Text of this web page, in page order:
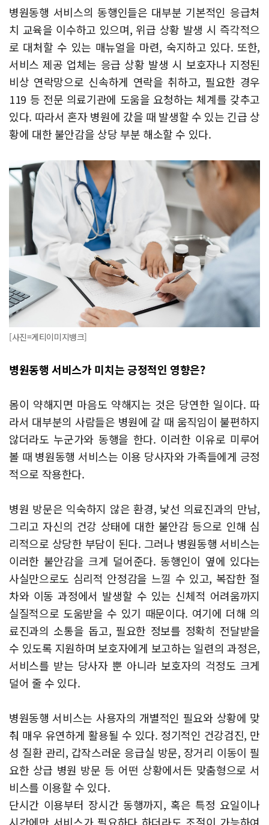
병원동행 서비스의 동행인들은 대부분 기본적인 응급처
치 교육을 이수하고 있으며, 위급 상황 발생 시 즉각적으
로 대처할 수 있는 매뉴얼을 마련, 숙지하고 있다. 또한,
서비스 제공 업체는 응급 상황 발생 시 보호자나 지정된
비상 연락망으로 신속하게 연락을 취하고, 필요한 경우
119 등 전문 의료기관에 도움을 요청하는 체계를 갖추고
있다. 따라서 혼자 병원에 갔을 때 발생할 수 있는 긴급 상
황에 대한 불안감을 상당 부분 해소할 수 있다.
[사진=게티이미지뱅크]
병원동행 서비스가 미치는 긍정적인 영향은?
몸이 약해지면 마음도 약해지는 것은 당연한 일이다. 따
라서 대부분의 사람들은 병원에 갈 때 움직임이 불편하지
않더라도 누군가와 동행을 한다. 이러한 이유로 미루어
볼 때 병원동행 서비스는 이용 당사자와 가족들에게 긍정
적으로 작용한다.
병원 방문은 익숙하지 않은 환경, 낯선 의료진과의 만남,
그리고 자신의 건강 상태에 대한 불안감 등으로 인해 심
리적으로 상당한 부담이 된다. 그러나 병원동행 서비스는
이러한 불안감을 크게 덜어준다. 동행인이 옆에 있다는
사실만으로도 심리적 안정감을 느낄 수 있고, 복잡한 절
차와 이동 과정에서 발생할 수 있는 신체적 어려움까지
실질적으로 도움받을 수 있기 때문이다. 여기에 더해 의
료진과의 소통을 돕고, 필요한 정보를 정확히 전달받을
수 있도록 지원하며 보호자에게 보고하는 일련의 과정은,
서비스를 받는 당사자 뿐 아니라 보호자의 걱정도 크게
덜어 줄 수 있다.
병원동행 서비스는 사용자의 개별적인 필요와 상황에 맞
춰 매우 유연하게 활용될 수 있다. 정기적인 건강검진, 만
성 질환 관리, 갑작스러운 응급실 방문, 장거리 이동이 필
요한 상급 병원 방문 등 어떤 상황에서든 맞춤형으로 서
비스를 이용할 수 있다.
단시간 이용부터 장시간 동행까지, 혹은 특정 요일이나